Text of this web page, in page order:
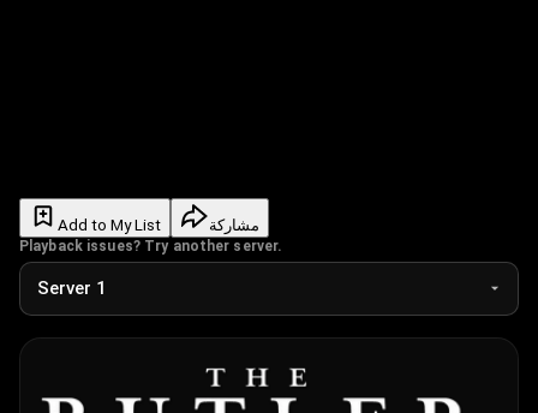
Add to My List مشاركة
Playback issues? Try another server.